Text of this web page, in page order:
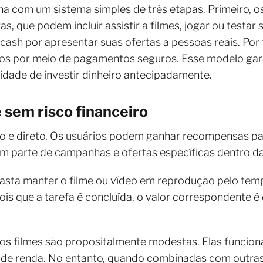
com um sistema simples de três etapas. Primeiro,
que podem incluir assistir a filmes, jogar ou testar
por apresentar suas ofertas a pessoas reais.
por meio de pagamentos seguros. Esse modelo
de investir dinheiro antecipadamente.
sem risco financeiro
e direto. Os usuários podem ganhar recompensas
parte de campanhas e ofertas específicas dentro
manter o filme ou vídeo em reprodução pelo
que a tarefa é concluída, o valor correspondente
filmes são propositalmente modestas. Elas
renda. No entanto, quando combinadas com